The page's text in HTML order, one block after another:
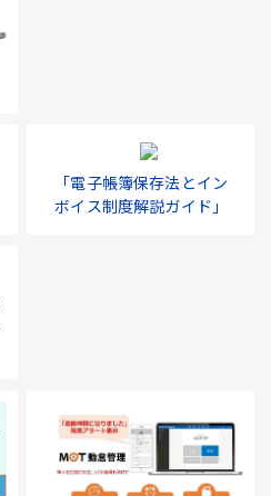
「電子帳簿保存法とイン
ボイス制度解説ガイド」